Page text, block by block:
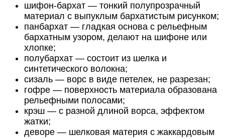
шифон-бархат — тонкий полупрозрачный
материал с выпуклым бархатистым рисунком;
панбархат — гладкая основа с рельефным
бархатным узором, делают на шифоне или
хлопке;
полубархат — состоит из шелка и
синтетического волокна;
сизаль — ворс в виде петелек, не разрезан;
гофре — поверхность материала образована
рельефными полосами;
крэш — с разной длиной ворса, эффектом
жатки;
деворе — шелковая материя с жаккардовым